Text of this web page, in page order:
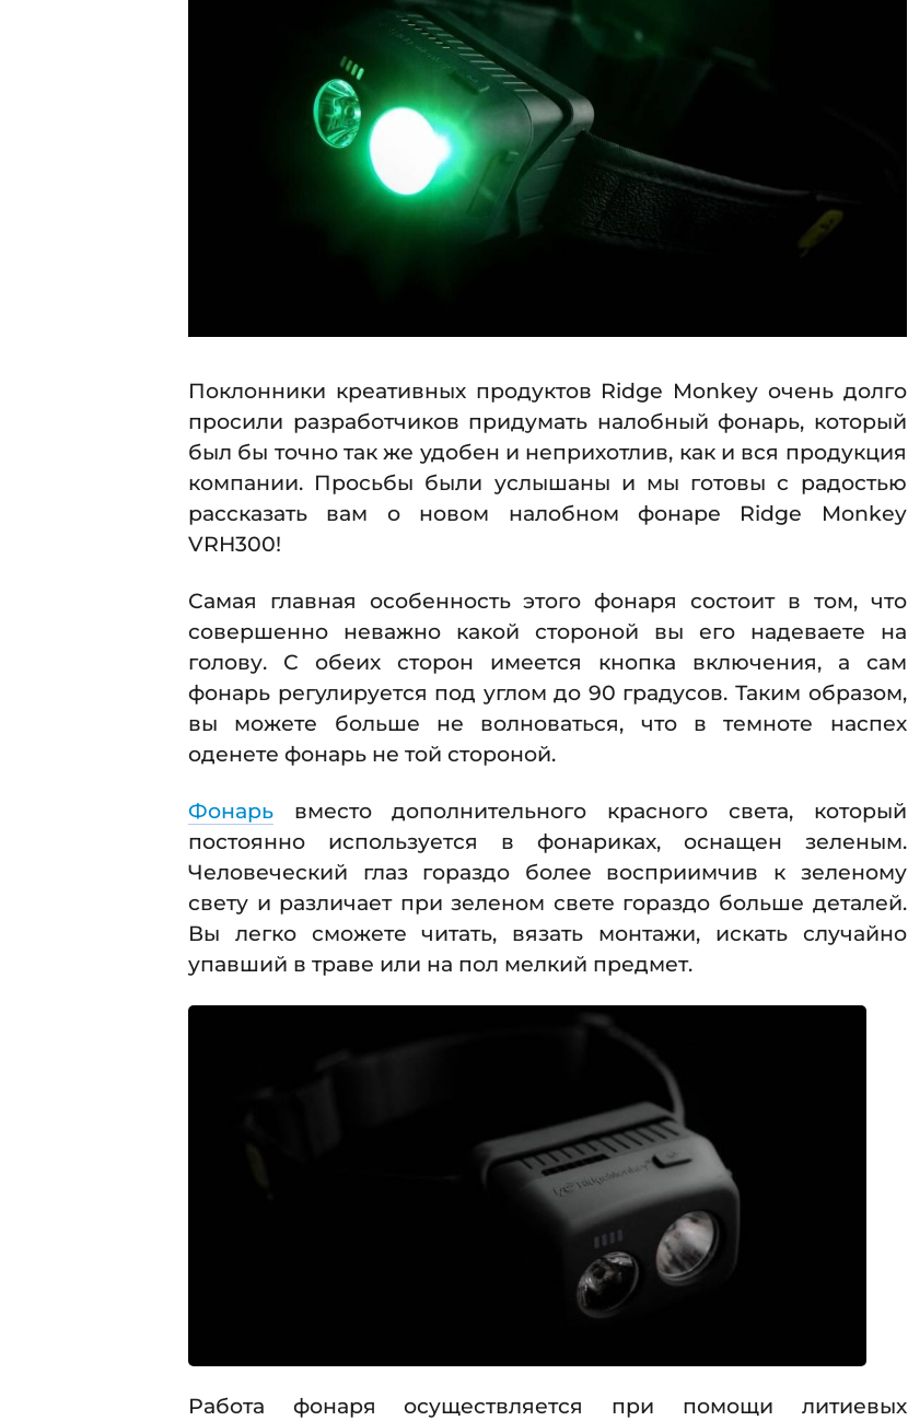
7
Поклонники креативных продуктов Ridge Monkey очень долго
просили разработчиков придумать налобный фонарь, который
был бы точно так же удобен и неприхотлив, как и вся продукция
компании. Просьбы были услышаны и мы готовы с радостью
рассказать вам о новом налобном фонаре Ridge Monkey
VRH300!
Самая главная особенность этого фонаря состоит в том, что
совершенно неважно какой стороной вы его надеваете на
голову. С обеих сторон имеется кнопка включения, а сам
фонарь регулируется под углом до 90 градусов. Таким образом,
вы можете больше не волноваться, что в темноте наспех
оденете фонарь не той стороной.
Фонарь вместо дополнительного красного света, который
постоянно используется в фонариках, оснащен зеленым.
Человеческий глаз гораздо более восприимчив к зеленому
свету и различает при зеленом свете гораздо больше деталей.
Вы легко сможете читать, вязать монтажи, искать случайно
упавший в траве или на пол мелкий предмет.
Работа фонаря осуществляется при помощи литиевых